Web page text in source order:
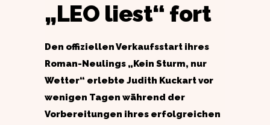
„LEO liest“ fort
Den offiziellen Verkaufsstart ihres
Roman-Neulings „Kein Sturm, nur
Wetter“ erlebte Judith Kuckart vor
wenigen Tagen während der
Vorbereitungen ihres erfolgreichen